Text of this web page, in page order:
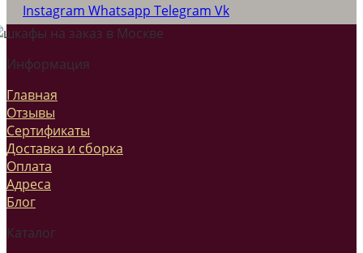
Instagram Whatsapp Telegram Vk
Информация
Главная
Отзывы
Сертификаты
Доставка и сборка
Оплата
Адреса
Блог
Каталог